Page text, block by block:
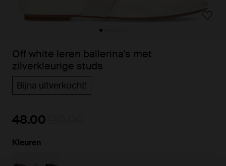
Off white leren ballerina's met
zilverkleurige studs
Bijna uitverkocht!
48.00
Kleuren